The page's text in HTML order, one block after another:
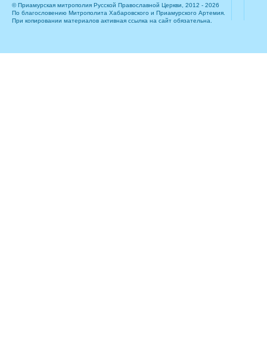
© Приамурская митрополия Русской Православной Церкви, 2012 - 2026
По благословению Митрополита Хабаровского и Приамурского Артемия.
При копировании материалов активная ссылка на сайт обязательна.